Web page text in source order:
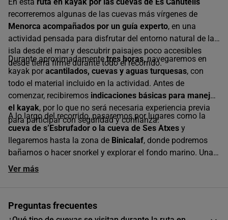
recorreremos algunas de las cuevas más vírgenes de
Menorca acompañados por un guía experto, en una
actividad pensada para disfrutar del entorno natural de la
isla desde el mar y descubrir paisajes poco accesibles
desde tierra firme durante todo el recorrido.
Durante aproximadamentetres horas, navegaremos en
kayak por acantilados, cuevas y aguas turquesas, con
todo el material incluido en la actividad. Antes de
comenzar, recibiremos indicaciones básicas para manejar
el kayak, por lo que no será necesaria experiencia previa
para participar con seguridad y confianza.
A lo largo del recorrido, pasaremos por lugares como la
cueva de s’Esbrufador o la cueva de Ses Atxes y
llegaremos hasta la zona de Binicalaf, donde podremos
bañarnos o hacer snorkel y explorar el fondo marino. Una
forma diferente de descubrir la costa de Menorca en este
Ver más
Preguntas frecuentes